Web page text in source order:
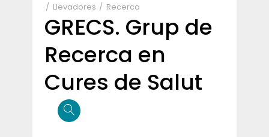
Llevadores
Recerca
GRECS. Grup de
Recerca en
Cures de Salut